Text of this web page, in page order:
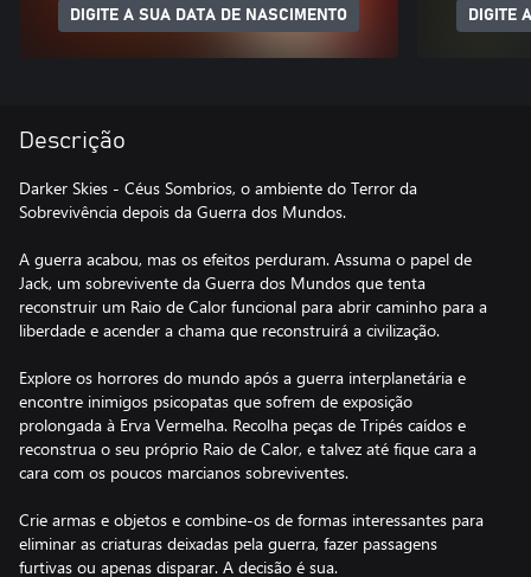
DIGITE A SUA DATA DE NASCIMENTO DIGITE
Descrição
Darker Skies - Céus Sombrios, o ambiente do Terror da
Sobrevivência depois da Guerra dos Mundos.
A guerra acabou, mas os efeitos perduram. Assuma o papel de
Jack, um sobrevivente da Guerra dos Mundos que tenta
reconstruir um Raio de Calor funcional para abrir caminho para a
liberdade e acender a chama que reconstruirá a civilização.
Explore os horrores do mundo após a guerra interplanetária e
encontre inimigos psicopatas que sofrem de exposição
prolongada à Erva Vermelha. Recolha peças de Tripés caídos e
reconstrua o seu próprio Raio de Calor, e talvez até fique cara a
cara com os poucos marcianos sobreviventes.
Crie armas e objetos e combine-os de formas interessantes para
eliminar as criaturas deixadas pela guerra, fazer passagens